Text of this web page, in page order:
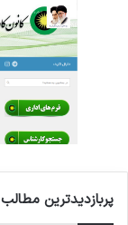
پربازدیدترین مطالب